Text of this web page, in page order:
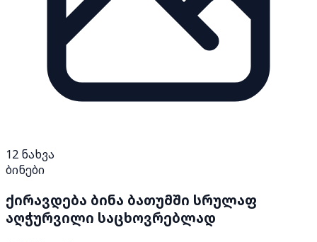
12 ნახვა
ბინები
ქირავდება ბინა ბათუმში სრულაფ
აღჭურვილი საცხოვრებლად